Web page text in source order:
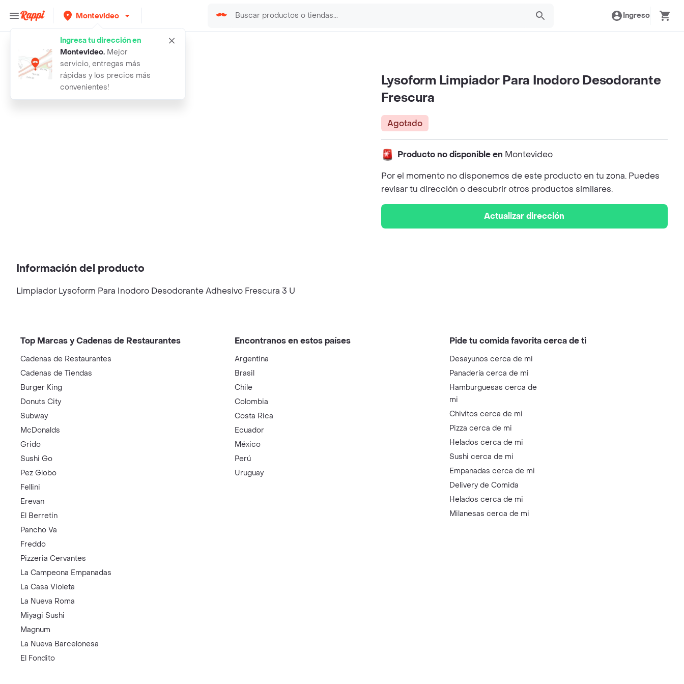
Montevideo
Ingresa tu dirección en
Montevideo. Mejor
servicio, entregas más
rápidas y los precios más
convenientes!
Ingreso
lysoform limpiador para inodoro des
Lysoform Limpiador Para Inodoro Desodorante
Frescura
Agotado
Producto no disponible en Montevideo
Por el momento no disponemos de este producto en tu zona. Puedes
revisar tu dirección o descubrir otros productos similares.
Actualizar dirección
Información del producto
Limpiador Lysoform Para Inodoro Desodorante Adhesivo Frescura 3 U
Top Marcas y Cadenas de Restaurantes
Cadenas de Restaurantes
Cadenas de Tiendas
Burger King
Donuts City
Subway
McDonalds
Grido
Sushi Go
Pez Globo
Fellini
Erevan
El Berretin
Pancho Va
Freddo
Pizzeria Cervantes
La Campeona Empanadas
La Casa Violeta
La Nueva Roma
Miyagi Sushi
Magnum
La Nueva Barcelonesa
El Fondito
Encontranos en estos países
Argentina
Brasil
Chile
Colombia
Costa Rica
Ecuador
México
Perú
Uruguay
Pide tu comida favorita cerca de ti
Desayunos cerca de mi
Panadería cerca de mi
Hamburguesas cerca de
mi
Chivitos cerca de mi
Pizza cerca de mi
Helados cerca de mi
Sushi cerca de mi
Empanadas cerca de mi
Delivery de Comida
Helados cerca de mi
Milanesas cerca de mi